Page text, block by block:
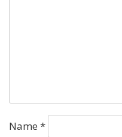
Name *